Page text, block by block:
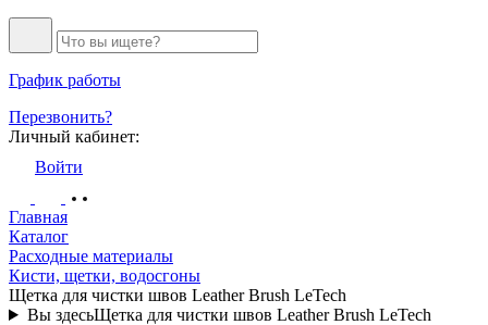
График работы
Перезвонить?
Личный кабинет:
Войти
Главная
Каталог
Расходные материалы
Кисти, щетки, водосгоны
Щетка для чистки швов Leather Brush LeTech
Вы здесьЩетка для чистки швов Leather Brush LeTech